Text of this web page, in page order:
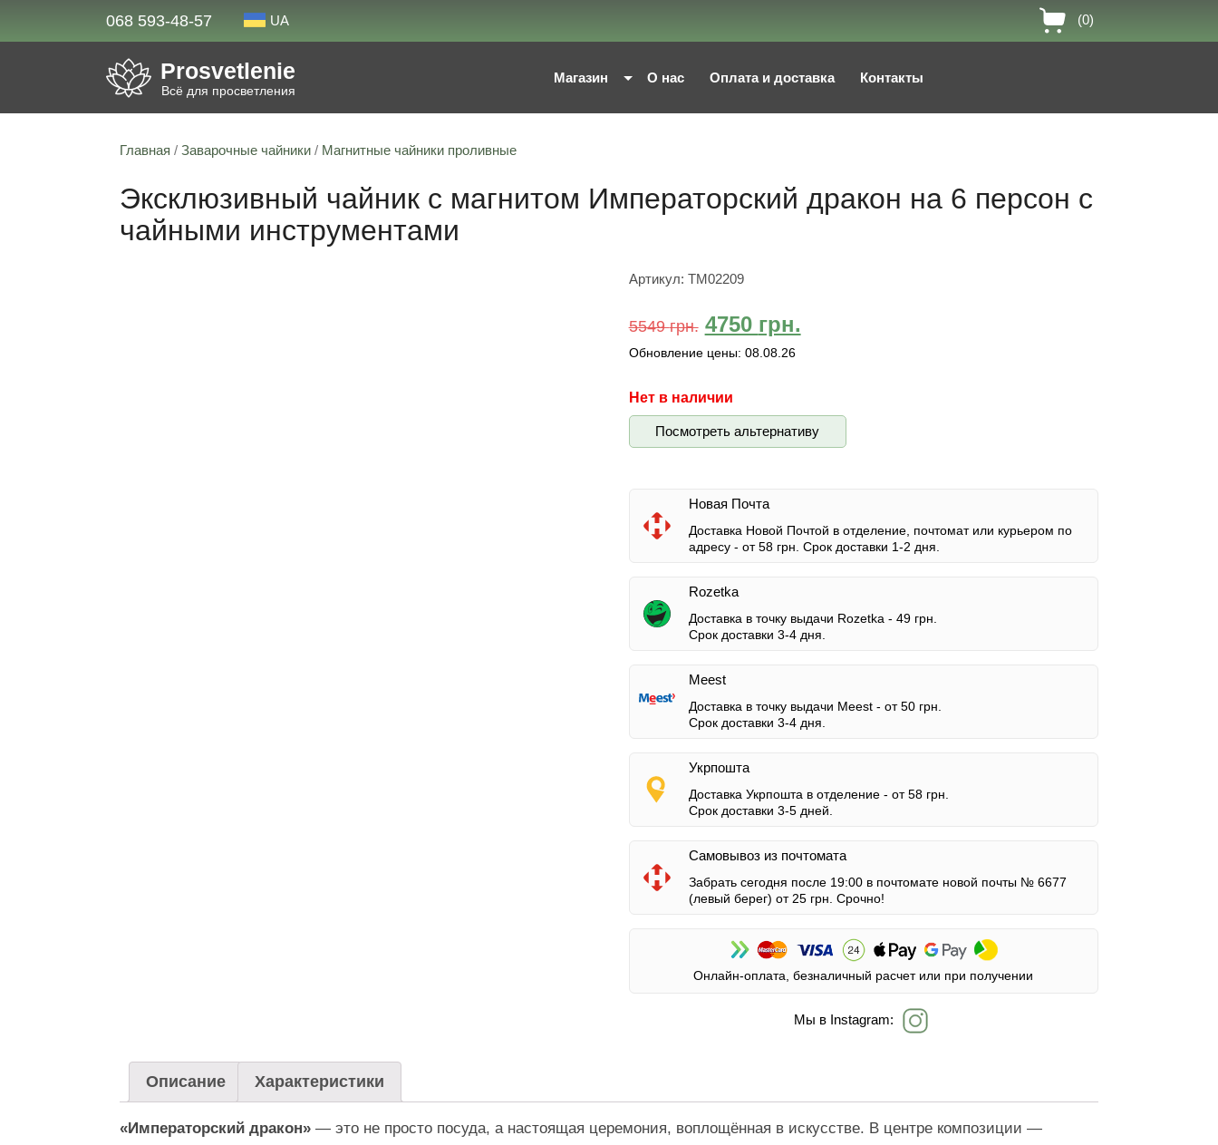
068 593-48-57 UA (0)
Prosvetlenie
Всё для просветления
Магазин О нас Оплата и доставка Контакты
Главная / Заварочные чайники / Магнитные чайники проливные
Эксклюзивный чайник с магнитом Императорский дракон на 6 персон с
чайными инструментами
Артикул: TM02209
5549грн. 4750 грн.
Обновление цены: 08.08.26
Нет в наличии
Посмотреть альтернативу
Новая Почта
Доставка Новой Почтой в отделение, почтомат или курьером по
адресу - от 58 грн. Срок доставки 1-2 дня.
Rozetka
Доставка в точку выдачи Rozetka - 49 грн.
Срок доставки 3-4 дня.
Meest
Доставка в точку выдачи Meest - от 50 грн.
Срок доставки 3-4 дня.
Укрпошта
Доставка Укрпошта в отделение - от 58 грн.
Срок доставки 3-5 дней.
Самовывоз из почтомата
Забрать сегодня после 19:00 в почтомате новой почты № 6677
(левый берег) от 25 грн. Срочно!
Онлайн-оплата, безналичный расчет или при получении
Мы в Instagram:
Описание Характеристики
«Императорский дракон» — это не просто посуда, а настоящая церемония, воплощённая в искусстве. В центре композиции —